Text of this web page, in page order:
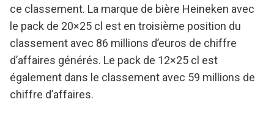
ce classement. La marque de bière Heineken avec
le pack de 20×25 cl est en troisième position du
classement avec 86 millions d’euros de chiffre
d’affaires générés. Le pack de 12×25 cl est
également dans le classement avec 59 millions de
chiffre d’affaires.